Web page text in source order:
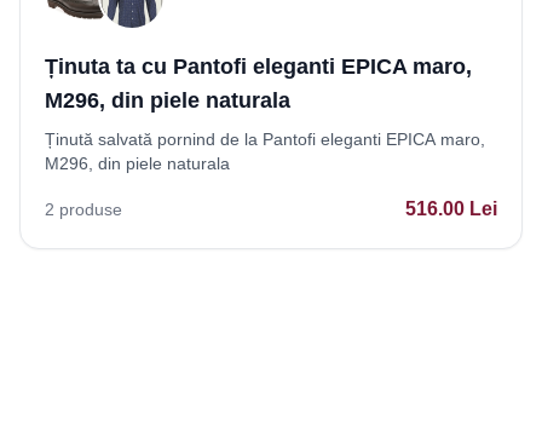
Ținuta ta cu Pantofi eleganti EPICA maro,
M296, din piele naturala
Ținută salvată pornind de la Pantofi eleganti EPICA maro,
M296, din piele naturala
2 produse 516.00 Lei